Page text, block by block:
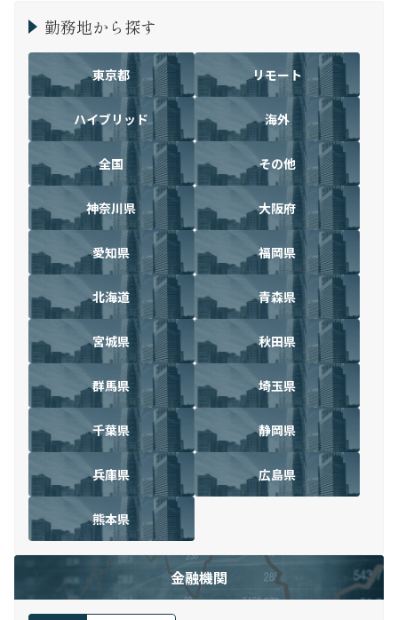
勤務地から探す
東京都 リモート
ハイブリッド 海外
全国 その他
神奈川県 大阪府
愛知県 福岡県
北海道 青森県
宮城県 秋田県
群馬県 埼玉県
千葉県 静岡県
兵庫県 広島県
熊本県
金融機関